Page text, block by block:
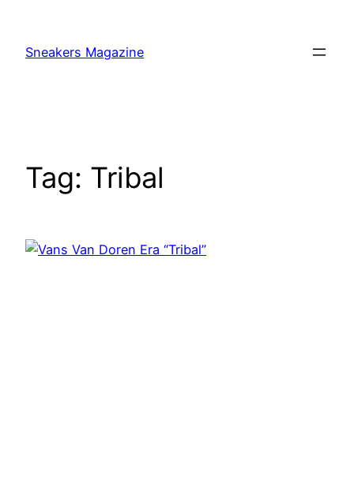
content
Sneakers Magazine
Tag: Tribal